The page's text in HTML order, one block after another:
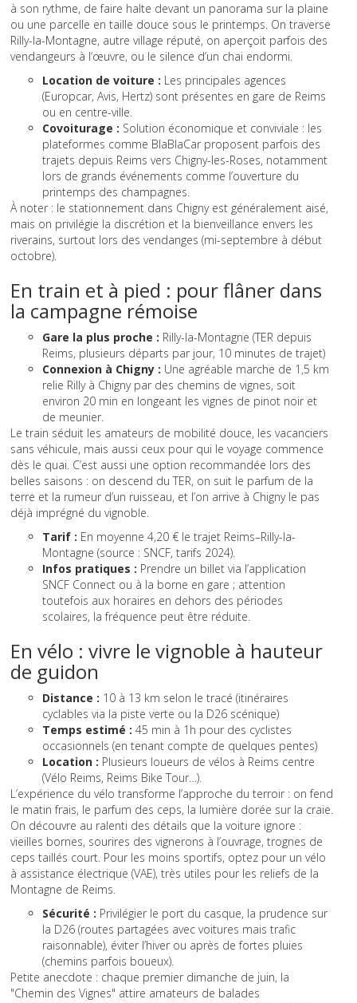
à son rythme, de faire halte devant un panorama sur la plaine
ou une parcelle en taille douce sous le printemps. On traverse
Rilly-la-Montagne, autre village réputé, on aperçoit parfois des
vendangeurs à l’œuvre, ou le silence d’un chai endormi.
Location de voiture : Les principales agences
(Europcar, Avis, Hertz) sont présentes en gare de Reims
ou en centre-ville.
Covoiturage : Solution économique et conviviale : les
plateformes comme BlaBlaCar proposent parfois des
trajets depuis Reims vers Chigny-les-Roses, notamment
lors de grands événements comme l’ouverture du
printemps des champagnes.
À noter : le stationnement dans Chigny est généralement aisé,
mais on privilégie la discrétion et la bienveillance envers les
riverains, surtout lors des vendanges (mi-septembre à début
octobre).
En train et à pied : pour flâner dans
la campagne rémoise
Gare la plus proche : Rilly-la-Montagne (TER depuis
Reims, plusieurs départs par jour, 10 minutes de trajet)
Connexion à Chigny : Une agréable marche de 1,5 km
relie Rilly à Chigny par des chemins de vignes, soit
environ 20 min en longeant les vignes de pinot noir et
de meunier.
Le train séduit les amateurs de mobilité douce, les vacanciers
sans véhicule, mais aussi ceux pour qui le voyage commence
dès le quai. C’est aussi une option recommandée lors des
belles saisons : on descend du TER, on suit le parfum de la
terre et la rumeur d’un ruisseau, et l’on arrive à Chigny le pas
déjà imprégné du vignoble.
Tarif : En moyenne 4,20 € le trajet Reims–Rilly-la-
Montagne (source : SNCF, tarifs 2024).
Infos pratiques : Prendre un billet via l’application
SNCF Connect ou à la borne en gare ; attention
toutefois aux horaires en dehors des périodes
scolaires, la fréquence peut être réduite.
En vélo : vivre le vignoble à hauteur
de guidon
Distance : 10 à 13 km selon le tracé (itinéraires
cyclables via la piste verte ou la D26 scénique)
Temps estimé : 45 min à 1h pour des cyclistes
occasionnels (en tenant compte de quelques pentes)
Location : Plusieurs loueurs de vélos à Reims centre
(Vélo Reims, Reims Bike Tour…).
L’expérience du vélo transforme l’approche du terroir : on fend
le matin frais, le parfum des ceps, la lumière dorée sur la craie.
On découvre au ralenti des détails que la voiture ignore :
vieilles bornes, sourires des vignerons à l’ouvrage, trognes de
ceps taillés court. Pour les moins sportifs, optez pour un vélo
à assistance électrique (VAE), très utiles pour les reliefs de la
Montagne de Reims.
Sécurité : Privilégier le port du casque, la prudence sur
la D26 (routes partagées avec voitures mais trafic
raisonnable), éviter l’hiver ou après de fortes pluies
(chemins parfois boueux).
Petite anecdote : chaque premier dimanche de juin, la
"Chemin des Vignes" attire amateurs de balades